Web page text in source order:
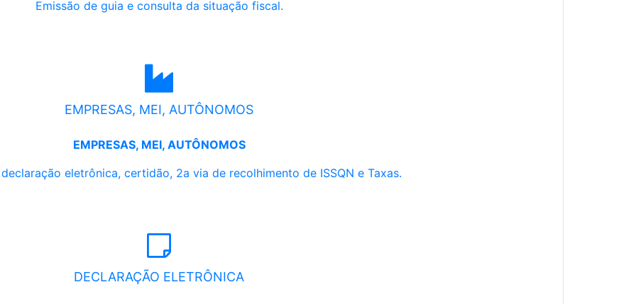
Emissão de guia e consulta da situação fiscal.
EMPRESAS, MEI, AUTÔNOMOS
EMPRESAS, MEI, AUTÔNOMOS
eletrônica, certidão, 2a via de recolhimento de ISSQN e Taxas.
DECLARAÇÃO ELETRÔNICA